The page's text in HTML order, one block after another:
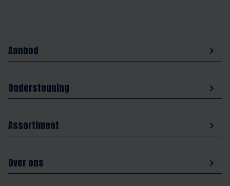
Aanbod
Ondersteuning
Assortiment
Over ons